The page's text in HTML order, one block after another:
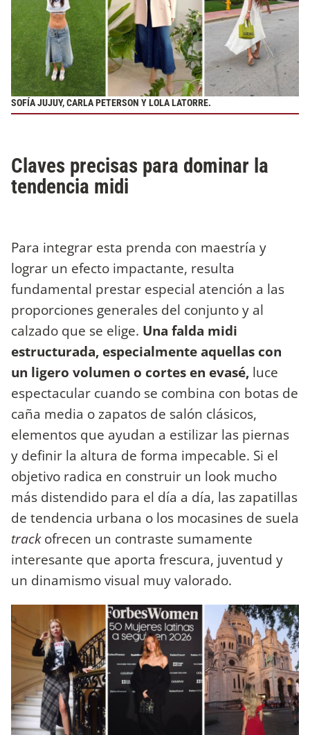
SOFÍA JUJUY, CARLA PETERSON Y LOLA LATORRE.
Claves precisas para dominar la
tendencia midi
Para integrar esta prenda con maestría y
lograr un efecto impactante, resulta
fundamental prestar especial atención a las
proporciones generales del conjunto y al
calzado que se elige. Una falda midi
estructurada, especialmente aquellas con
un ligero volumen o cortes en evasé, luce
espectacular cuando se combina con botas de
caña media o zapatos de salón clásicos,
elementos que ayudan a estilizar las piernas
y definir la altura de forma impecable. Si el
objetivo radica en construir un look mucho
más distendido para el día a día, las zapatillas
de tendencia urbana o los mocasines de suela
trackofrecen un contraste sumamente
interesante que aporta frescura, juventud y
un dinamismo visual muy valorado.